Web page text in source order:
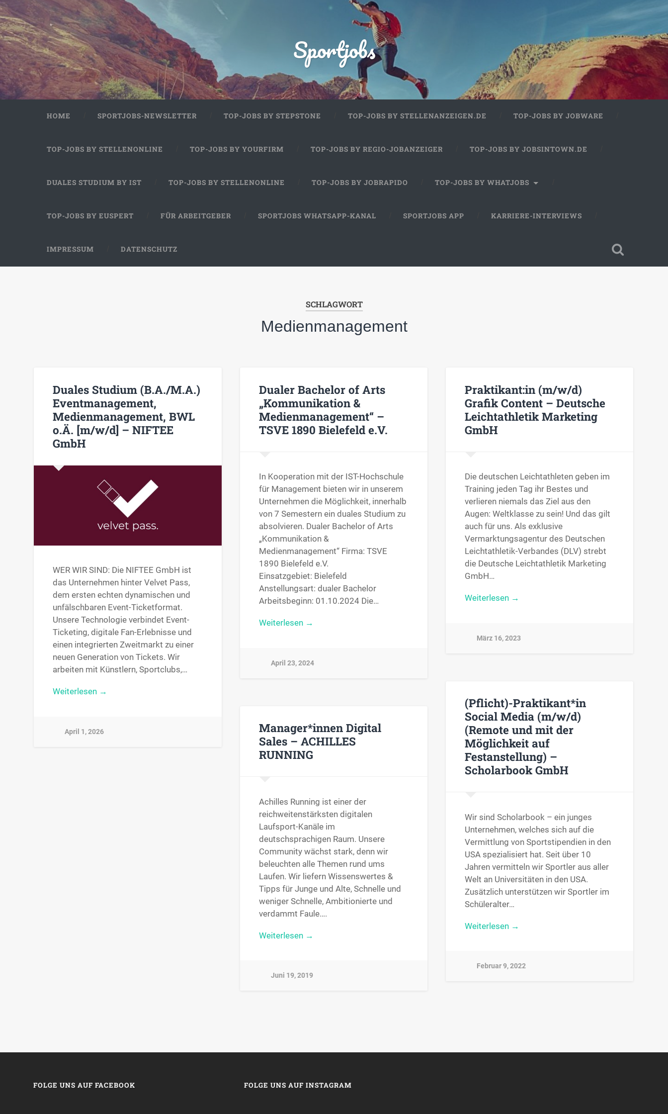
Sportjobs
HOME SPORTJOBS-NEWSLETTER TOP-JOBS BY STEPSTONE TOP-JOBS BY STELLENANZEIGEN.DE TOP-JOBS BY JOBWARE
TOP-JOBS BY STELLENONLINE TOP-JOBS BY YOURFIRM TOP-JOBS BY REGIO-JOBANZEIGER TOP-JOBS BY JOBSINTOWN.DE
DUALES STUDIUM BY IST TOP-JOBS BY STELLENONLINE TOP-JOBS BY JOBRAPIDO TOP-JOBS BY WHATJOBS
TOP-JOBS BY EUSPERT FÜR ARBEITGEBER SPORTJOBS WHATSAPP-KANAL SPORTJOBS APP KARRIERE-INTERVIEWS
IMPRESSUM DATENSCHUTZ
SCHLAGWORT
Medienmanagement
Duales Studium (B.A./M.A.)
Eventmanagement,
Medienmanagement, BWL
o.Ä. [m/w/d] – NIFTEE
GmbH
WER WIR SIND: Die NIFTEE GmbH ist
das Unternehmen hinter Velvet Pass,
dem ersten echten dynamischen und
unfälschbaren Event-Ticketformat.
Unsere Technologie verbindet Event-
Ticketing, digitale Fan-Erlebnisse und
einen integrierten Zweitmarkt zu einer
neuen Generation von Tickets. Wir
arbeiten mit Künstlern, Sportclubs,…
Weiterlesen →
April 1, 2026
Dualer Bachelor of Arts
„Kommunikation &
Medienmanagement“ –
TSVE 1890 Bielefeld e.V.
In Kooperation mit der IST-Hochschule
für Management bieten wir in unserem
Unternehmen die Möglichkeit, innerhalb
von 7 Semestern ein duales Studium zu
absolvieren. Dualer Bachelor of Arts
„Kommunikation &
Medienmanagement“ Firma: TSVE
1890 Bielefeld e.V.
Einsatzgebiet: Bielefeld
Anstellungsart: dualer Bachelor
Arbeitsbeginn: 01.10.2024 Die…
Weiterlesen →
April 23, 2024
Praktikant:in (m/w/d)
Grafik Content – Deutsche
Leichtathletik Marketing
GmbH
Die deutschen Leichtathleten geben im
Training jeden Tag ihr Bestes und
verlieren niemals das Ziel aus den
Augen: Weltklasse zu sein! Und das gilt
auch für uns. Als exklusive
Vermarktungsagentur des Deutschen
Leichtathletik-Verbandes (DLV) strebt
die Deutsche Leichtathletik Marketing
GmbH…
Weiterlesen →
März 16, 2023
(Pflicht)-Praktikant*in
Social Media (m/w/d)
(Remote und mit der
Möglichkeit auf
Festanstellung) –
Scholarbook GmbH
Wir sind Scholarbook – ein junges
Unternehmen, welches sich auf die
Vermittlung von Sportstipendien in den
USA spezialisiert hat. Seit über 10
Jahren vermitteln wir Sportler aus aller
Welt an Universitäten in den USA.
Zusätzlich unterstützen wir Sportler im
Schüleralter…
Weiterlesen →
Februar 9, 2022
Manager*innen Digital
Sales – ACHILLES
RUNNING
Achilles Running ist einer der
reichweitenstärksten digitalen
Laufsport-Kanäle im
deutschsprachigen Raum. Unsere
Community wächst stark, denn wir
beleuchten alle Themen rund ums
Laufen. Wir liefern Wissenswertes &
Tipps für Junge und Alte, Schnelle und
weniger Schnelle, Ambitionierte und
verdammt Faule….
Weiterlesen →
Juni 19, 2019
FOLGE UNS AUF FACEBOOK FOLGE UNS AUF INSTAGRAM